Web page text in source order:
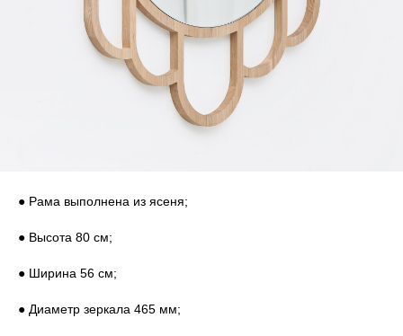
● Рама выполнена из ясеня;
● Высота 80 см;
● Ширина 56 см;
● Диаметр зеркала 465 мм;